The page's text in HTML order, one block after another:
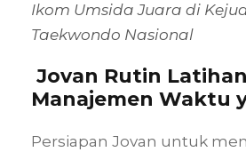
Ikom Umsida Juara di
Taekwondo Nasional
Jovan Rutin
Manajemen Waktu
Persiapan Jovan untuk